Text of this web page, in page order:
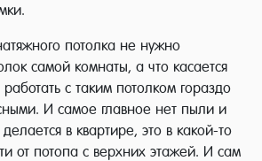
потолка не нужно
самой комнаты, а что касается
с таким потолком гораздо
И самое главное нет пыли и
в квартире, это в какой-то
от потопа с верхних этажей. И сам